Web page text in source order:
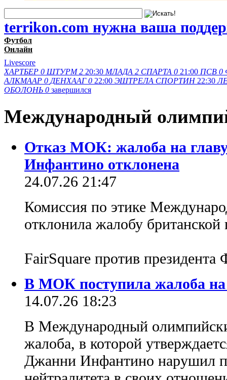
terrikon.com нужна ваша
Футбол
Онлайн
Livescore
ХАРТБЕР 0 ШТУРМ 2 20:30 МЛАДА 2 СПАРТА 0 21:00 ПСВ 0
АЛКМААР 0 ДЕНХААГ 0 22:00 ЭШТРЕЛА СПОРТИН 22:30
ОБОЛОНЬ 0 завершился
Международный
Отказ МОК: жалоба на
Инфантино отклонена
24.07.26 21:47
Комиссия по этике
отклонила жалобу
FairSquare против
В МОК поступила жалоба
14.07.26 18:23
В Международный
жалоба, в которой
Джанни Инфантино нарушил